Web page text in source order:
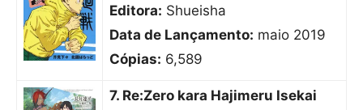
Editora: Shueisha
Data de Lançamento: maio 2019
Cópias: 6,589
7. Re:Zero kara Hajimeru Isekai